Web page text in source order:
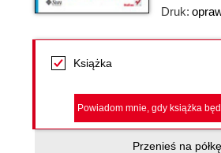
Druk:
Książka
Powiadom mnie, gdy książka
Przenieś na półkę